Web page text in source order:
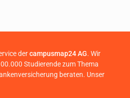
dercampusmap24 AG. Wir
Studierende zum Thema
beraten. Unser